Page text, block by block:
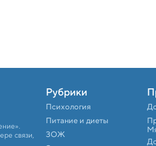
связи,
Рубрики
Психология
Питание и диеты
ЗОЖ